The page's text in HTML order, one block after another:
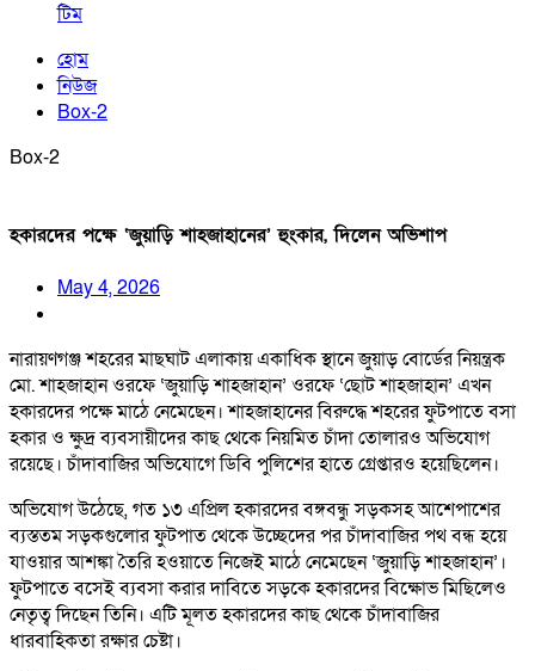
টিম
হোম
নিউজ
Box-2
Box-2
হকারদের পক্ষে ‘জুয়াড়ি শাহজাহানের’ হুংকার, দিলেন অভিশাপ
May 4, 2026
নারায়ণগঞ্জ শহরের মাছঘাট এলাকায় একাধিক স্থানে জুয়াড় বোর্ডের নিয়ন্ত্রক
মো. শাহজাহান ওরফে ‘জুয়াড়ি শাহজাহান’ ওরফে ‘ছোট শাহজাহান’ এখন
হকারদের পক্ষে মাঠে নেমেছেন। শাহজাহানের বিরুদ্ধে শহরের ফুটপাতে বসা
হকার ও ক্ষুদ্র ব্যবসায়ীদের কাছ থেকে নিয়মিত চাঁদা তোলারও অভিযোগ
রয়েছে। চাঁদাবাজির অভিযোগে ডিবি পুলিশের হাতে গ্রেপ্তারও হয়েছিলেন।
অভিযোগ উঠেছে, গত ১৩ এপ্রিল হকারদের বঙ্গবন্ধু সড়কসহ আশেপাশের
ব্যস্ততম সড়কগুলোর ফুটপাত থেকে উচ্ছেদের পর চাঁদাবাজির পথ বন্ধ হয়ে
যাওয়ার আশঙ্কা তৈরি হওয়াতে নিজেই মাঠে নেমেছেন ‘জুয়াড়ি শাহজাহান’।
ফুটপাতে বসেই ব্যবসা করার দাবিতে সড়কে হকারদের বিক্ষোভ মিছিলেও
নেতৃত্ব দিছেন তিনি। এটি মূলত হকারদের কাছ থেকে চাঁদাবাজির
ধারবাহিকতা রক্ষার চেষ্টা।